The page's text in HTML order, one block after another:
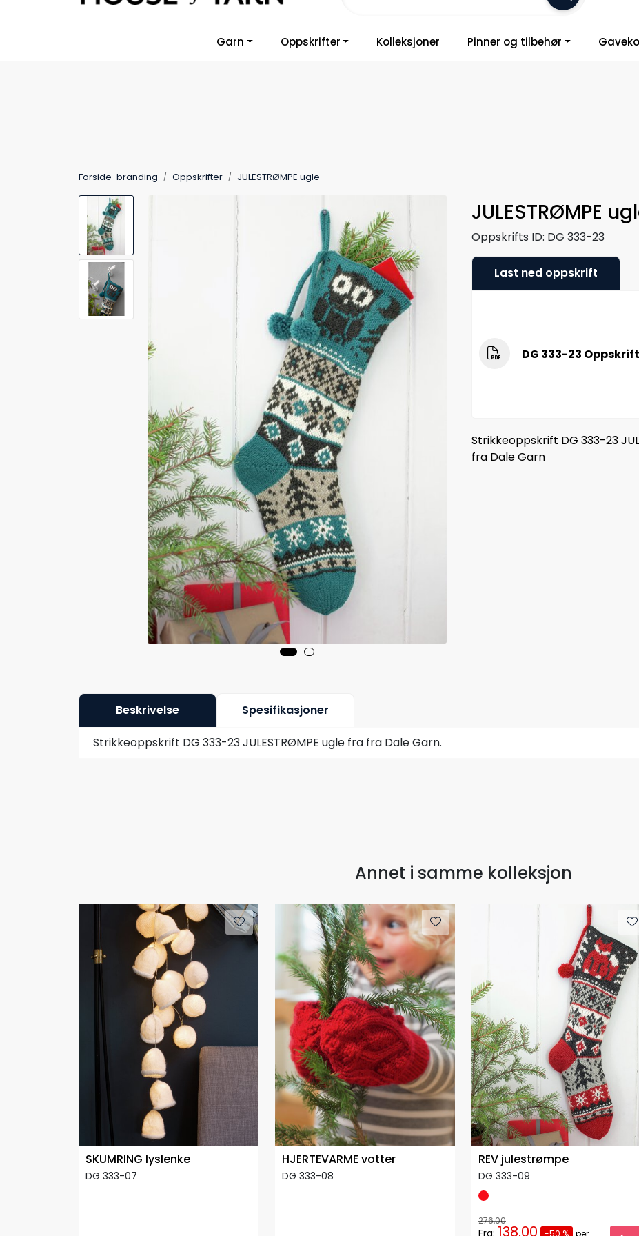
Skip to main content
Garn Oppskrifter Kolleksjoner Pinner og tilbehør
Forside-branding Oppskrifter JULESTRØMPE ugle
JULESTRØMPE
Oppskrifts ID: DG 333-23
Last ned oppskrift
DG 333-23
Strikkeoppskrift DG 333-23
fra Dale Garn
Beskrivelse Spesifikasjoner
Strikkeoppskrift DG 333-23 JULESTRØMPE ugle fra fra Dale Garn.
Annet i samme kolleksjon
SKUMRING lyslenke
DG 333-07
HJERTEVARME votter
DG 333-08
REV julestrømpe
DG 333-09
276,00
Fra: 138,00 -50 % per